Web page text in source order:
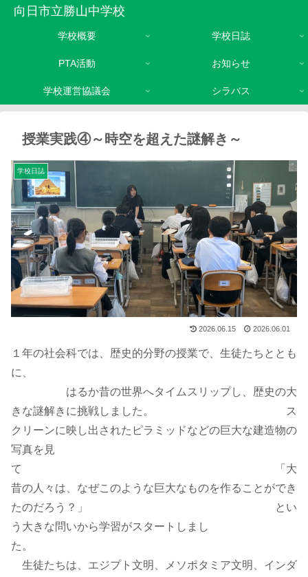
向日市立勝山中学校
学校概要 学校日誌
PTA活動 お知らせ
学校運営協議会 シラバス
授業実践④～時空を超えた謎解き～
学校日誌
2026.06.15 2026.06.01
１年の社会科では、歴史的分野の授業で、生徒たちととも
に、
はるか昔の世界へタイムスリップし、歴史の大
きな謎解きに挑戦しました。 ス
クリーンに映し出されたピラミッドなどの巨大な建造物の
写真を見
て 「大
昔の人々は、なぜこのような巨大なものを作ることができ
たのだろう？」 とい
う大きな問いから学習がスタートしまし
た。
生徒たちは、エジプト文明、メソポタミア文明、インダ